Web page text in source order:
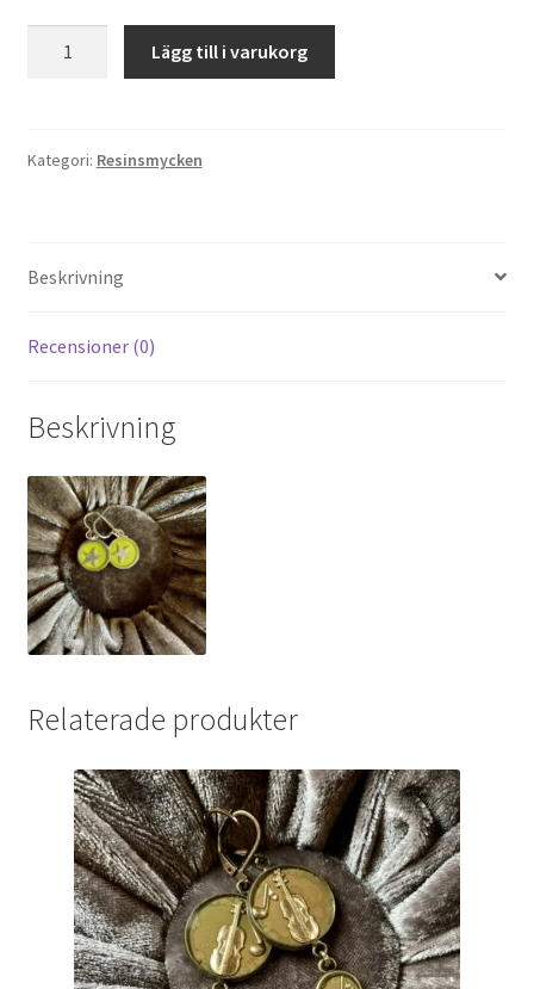
Lägg till i varukorg
Kategori: Resinsmycken
Beskrivning
Recensioner (0)
Beskrivning
Relaterade produkter